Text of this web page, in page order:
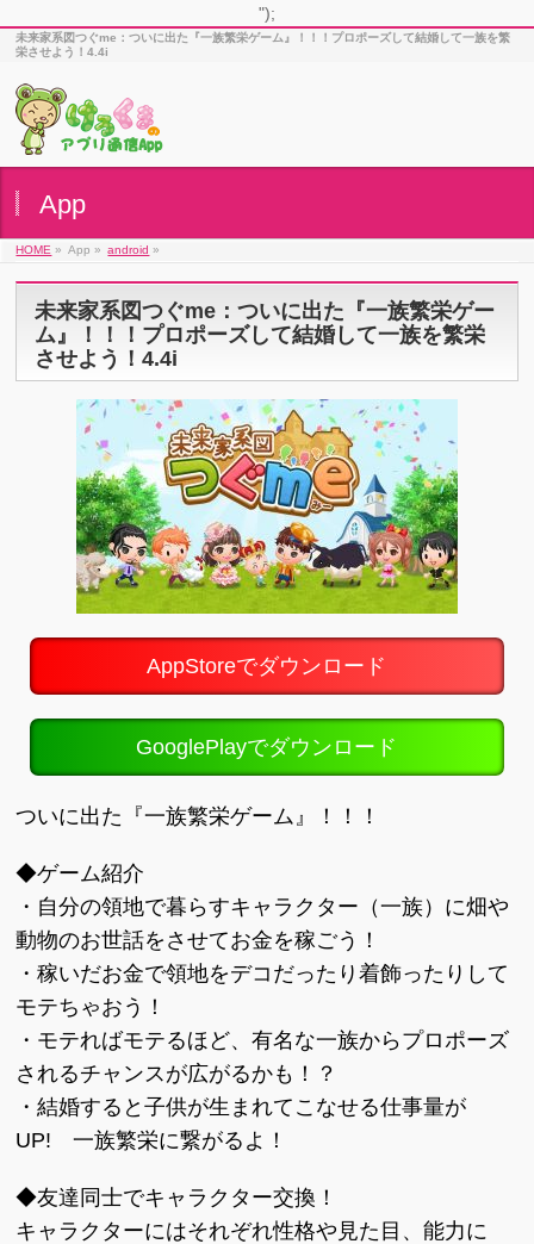
");
未来家系図つぐme：ついに出た『一族繁栄ゲーム』！！！プロポーズして結婚して一族を繁
栄させよう！4.4i
App
HOME » App » android »
未来家系図つぐme：ついに出た『一族繁栄ゲー
ム』！！！プロポーズして結婚して一族を繁栄
させよう！4.4i
AppStoreでダウンロード
GooglePlayでダウンロード
ついに出た『一族繁栄ゲーム』！！！
◆ゲーム紹介
・自分の領地で暮らすキャラクター（一族）に畑や
動物のお世話をさせてお金を稼ごう！
・稼いだお金で領地をデコだったり着飾ったりして
モテちゃおう！
・モテればモテるほど、有名な一族からプロポーズ
されるチャンスが広がるかも！？
・結婚すると子供が生まれてこなせる仕事量が
UP! 一族繁栄に繋がるよ！
◆友達同士でキャラクター交換！
キャラクターにはそれぞれ性格や見た目、能力に